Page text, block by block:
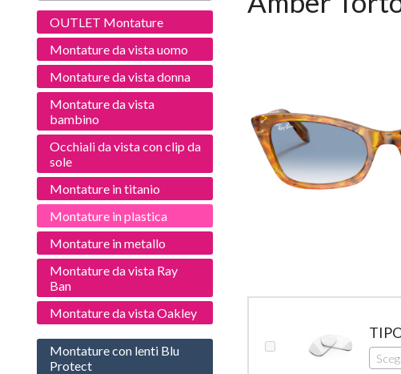
OUTLET Montature
Montature da vista uomo
Montature da vista donna
Montature da vista
bambino
Occhiali da vista con clip da
sole
Montature in titanio
Montature in plastica
Montature in metallo
Montature da vista Ray
Ban
Montature da vista Oakley
Montature con lenti Blu
Protect